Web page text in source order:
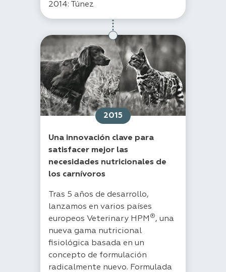
2014: Túnez
2015
Una innovación clave para
satisfacer mejor las
necesidades nutricionales de
los carnívoros
Tras 5 años de desarrollo,
lanzamos en varios países
europeos Veterinary HPM ®, una
nueva gama nutricional
fisiológica basada en un
concepto de formulación
radicalmente nuevo. Formulada